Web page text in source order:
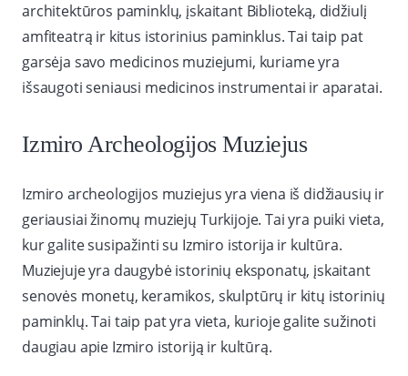
architektūros paminklų, įskaitant Biblioteką, didžiulį
amfiteatrą ir kitus istorinius paminklus. Tai taip pat
garsėja savo medicinos muziejumi, kuriame yra
išsaugoti seniausi medicinos instrumentai ir aparatai.
Izmiro Archeologijos Muziejus
Izmiro archeologijos muziejus yra viena iš didžiausių ir
geriausiai žinomų muziejų Turkijoje. Tai yra puiki vieta,
kur galite susipažinti su Izmiro istorija ir kultūra.
Muziejuje yra daugybė istorinių eksponatų, įskaitant
senovės monetų, keramikos, skulptūrų ir kitų istorinių
paminklų. Tai taip pat yra vieta, kurioje galite sužinoti
daugiau apie Izmiro istoriją ir kultūrą.